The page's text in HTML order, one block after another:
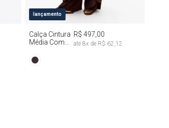
lançamento P M
Calça Cintura
Média Com
R$ 497,00
até8x deR$ 62,12